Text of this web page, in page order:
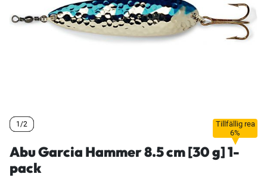
Tillfällig rea
6%
1/2
1/2
1/2
Abu Garcia Hammer 8.5 cm [30 g] 1-
pack